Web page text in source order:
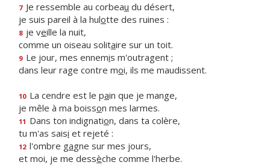
7 Je ressemble au corbeau du désert,
je suis pareil à la hulotte des ruines :
8 je veille la nuit,
comme un oiseau solitaire sur un toit.
9 Le jour, mes ennemis m'outragent ;
dans leur rage contre moi, ils me maudissent.
10 La cendre est le pain que je mange,
je mêle à ma boisson mes larmes.
11 Dans ton indignation, dans ta colère,
tu m'as saisi et rejeté :
12 l'ombre gagne sur mes jours,
et moi, je me dessèche comme l'herbe.